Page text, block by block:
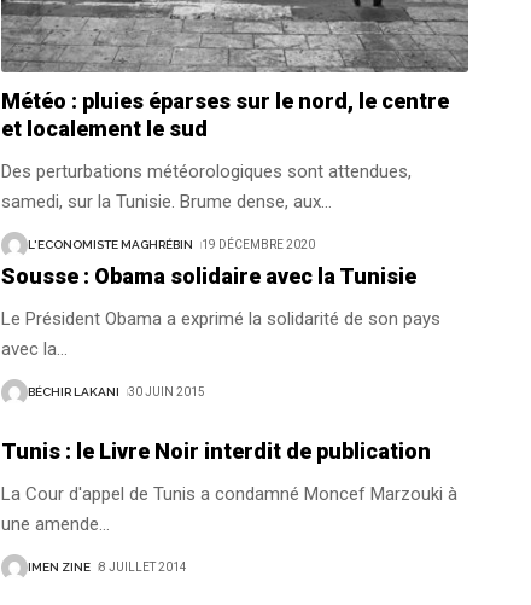
Météo : pluies éparses sur le nord, le centre
et localement le sud
Des perturbations météorologiques sont attendues,
samedi, sur la Tunisie. Brume dense, aux…
L'ECONOMISTE MAGHRÉBIN 19 DÉCEMBRE 2020
Sousse : Obama solidaire avec la Tunisie
Le Président Obama a exprimé la solidarité de son pays
avec la…
BÉCHIR LAKANI 30 JUIN 2015
Tunis : le Livre Noir interdit de publication
La Cour d'appel de Tunis a condamné Moncef Marzouki à
une amende…
IMEN ZINE 8 JUILLET 2014